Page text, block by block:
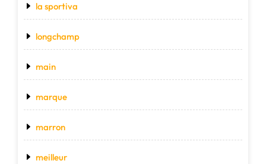
la sportiva
longchamp
main
marque
marron
meilleur